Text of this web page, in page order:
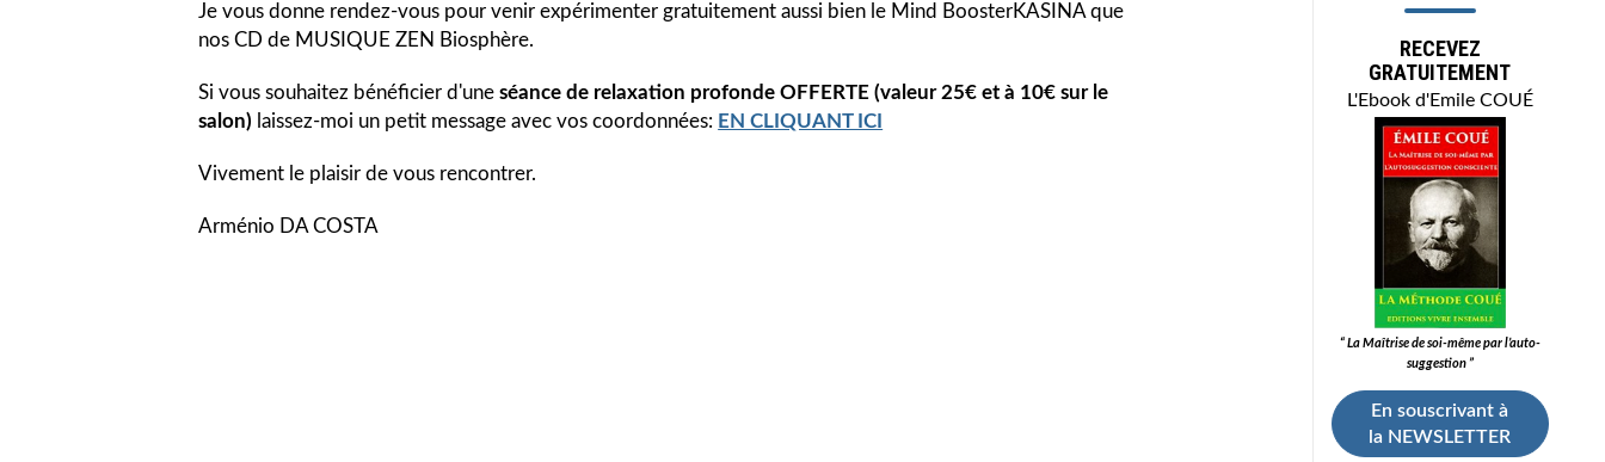
Je vous donne rendez-vous pour venir expérimenter gratuitement aussi bien le Mind BoosterKASINA que
nos CD de MUSIQUE ZEN Biosphère.
Si vous souhaitez bénéficier d'uneséance de relaxation profonde OFFERTE (valeur 25€ et à 10€ sur le
salon) laissez-moi un petit message avec vos coordonnées: EN CLIQUANT ICI
Vivement le plaisir de vous rencontrer.
Arménio DA COSTA
RECEVEZ
GRATUITEMENT
L'Ebook d'Emile COUÉ
“ La Maîtrise de soi-même par l’auto-
suggestion ”
En souscrivant à
la NEWSLETTER